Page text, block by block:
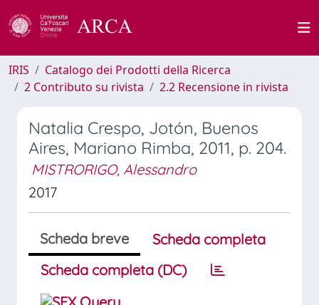
IRIS
Catalogo dei Prodotti della Ricerca
2 Contributo su rivista
2.2 Recensione in rivista
Natalia Crespo, Jotón, Buenos
Aires, Mariano Rimba, 2011, p. 204.
MISTRORIGO, Alessandro
2017
Scheda breve
Scheda completa
Scheda completa (DC)